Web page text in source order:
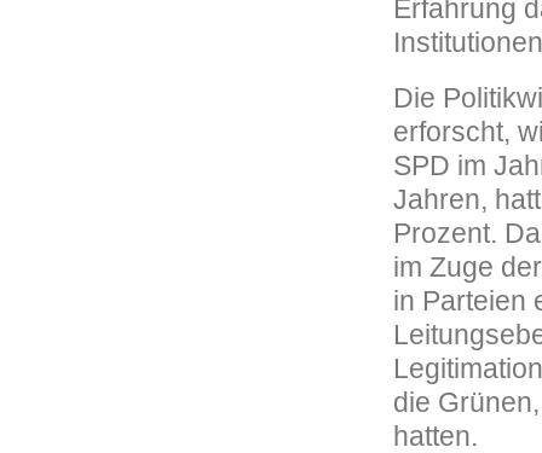
Erfahrung
Die
erforscht,
SPD im
Jahren,
Prozent.
im Zuge
in Parteien
die
hatten.